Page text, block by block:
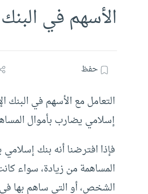
الأسهم في
حفظ
التعامل مع الأسهم في
إسلامي يضارب بأموال
فإذا افترضنا أنه بنك
المساهمة من زيادة، سواء
الشخص، أو التي ساهم بها